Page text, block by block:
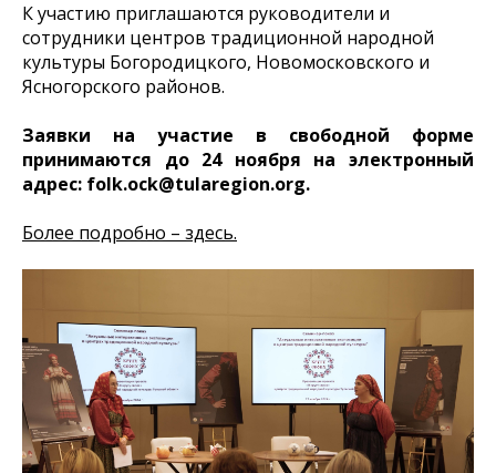
К участию приглашаются руководители и
сотрудники центров традиционной народной
культуры Богородицкого, Новомосковского и
Ясногорского районов.
Заявки на участие в свободной форме
принимаются до 24 ноября на электронный
адрес: folk.ock@tularegion.org.
Более подробно – здесь.